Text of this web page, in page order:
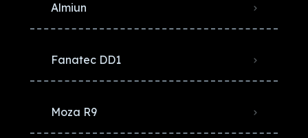
Almiun
Fanatec DD1
Moza R9